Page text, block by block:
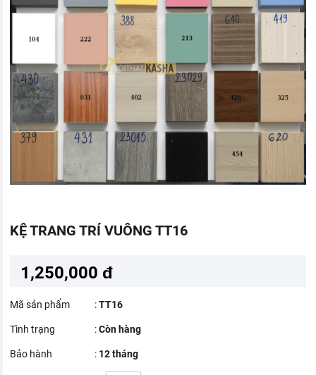
KỆ TRANG TRÍ VUÔNG TT16
1,250,000 đ
Mã sản phẩm :TT16
Tình trạng :Còn hàng
Bảo hành : 12 tháng